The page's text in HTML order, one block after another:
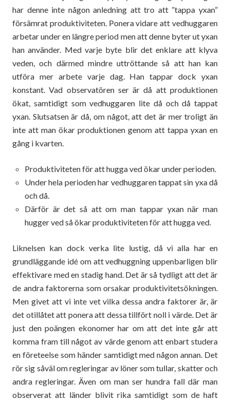
har denne inte någon anledning att tro att ”tappa yxan”
försämrat produktiviteten. Ponera vidare att vedhuggaren
arbetar under en längre period men att denne byter ut yxan
han använder. Med varje byte blir det enklare att klyva
veden, och därmed mindre uttröttande så att han kan
utföra mer arbete varje dag. Han tappar dock yxan
konstant. Vad observatören ser är då att produktionen
ökat, samtidigt som vedhuggaren lite då och då tappat
yxan. Slutsatsen är då, om något, att det är mer troligt än
inte att man ökar produktionen genom att tappa yxan en
gång i kvarten.
Produktiviteten för att hugga ved ökar under perioden.
Under hela perioden har vedhuggaren tappat sin yxa då
och då.
Därför är det så att om man tappar yxan när man
hugger ved så ökar produktiviteten för att hugga ved.
Liknelsen kan dock verka lite lustig, då vi alla har en
grundläggande idé om att vedhuggning uppenbarligen blir
effektivare med en stadig hand. Det är så tydligt att det är
de andra faktorerna som orsakar produktivitetsökningen.
Men givet att vi inte vet vilka dessa andra faktorer är, är
det otillåtet att ponera att dessa tillfört noll i värde. Det är
just den poängen ekonomer har om att det inte går att
komma fram till något av värde genom att enbart studera
en företeelse som händer samtidigt med någon annan. Det
rör sig såväl om regleringar av löner som tullar, skatter och
andra regleringar. Även om man ser hundra fall där man
observerat att länder blivit rika samtidigt som de haft